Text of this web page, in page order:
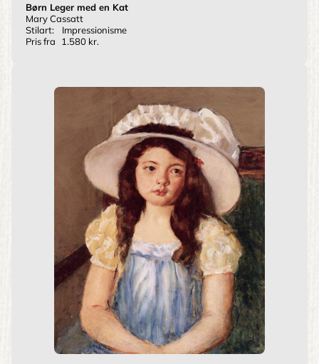
Børn Leger med en Kat
Mary Cassatt
Stilart:
Impressionisme
Pris fra
1.580 kr.